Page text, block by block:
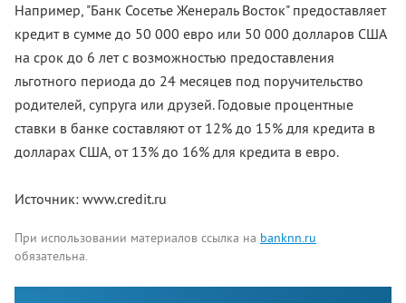
Например, "Банк Сосетье Женераль Восток" предоставляет
кредит в сумме до 50 000 евро или 50 000 долларов США
на срок до 6 лет с возможностью предоставления
льготного периода до 24 месяцев под поручительство
родителей, супруга или друзей. Годовые процентные
ставки в банке составляют от 12% до 15% для кредита в
долларах США, от 13% до 16% для кредита в евро.
Источник: www.credit.ru
При использовании материалов ссылка на banknn.ru
обязательна.